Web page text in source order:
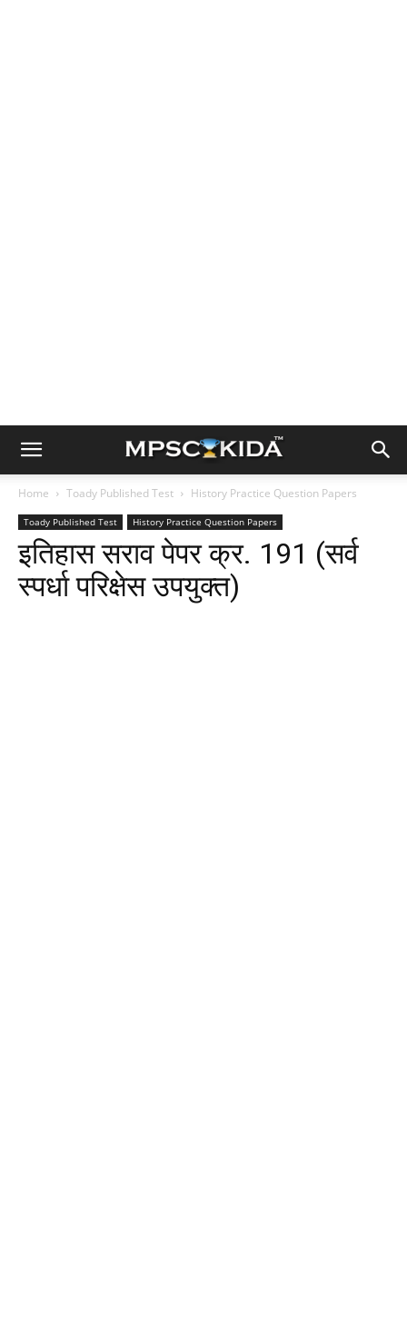
Home Toady Published Test History Practice Question Papers
Toady Published Test History Practice Question Papers
इतिहास सराव पेपर क्र. 191 (सर्व
स्पर्धा परिक्षेस उपयुक्त)